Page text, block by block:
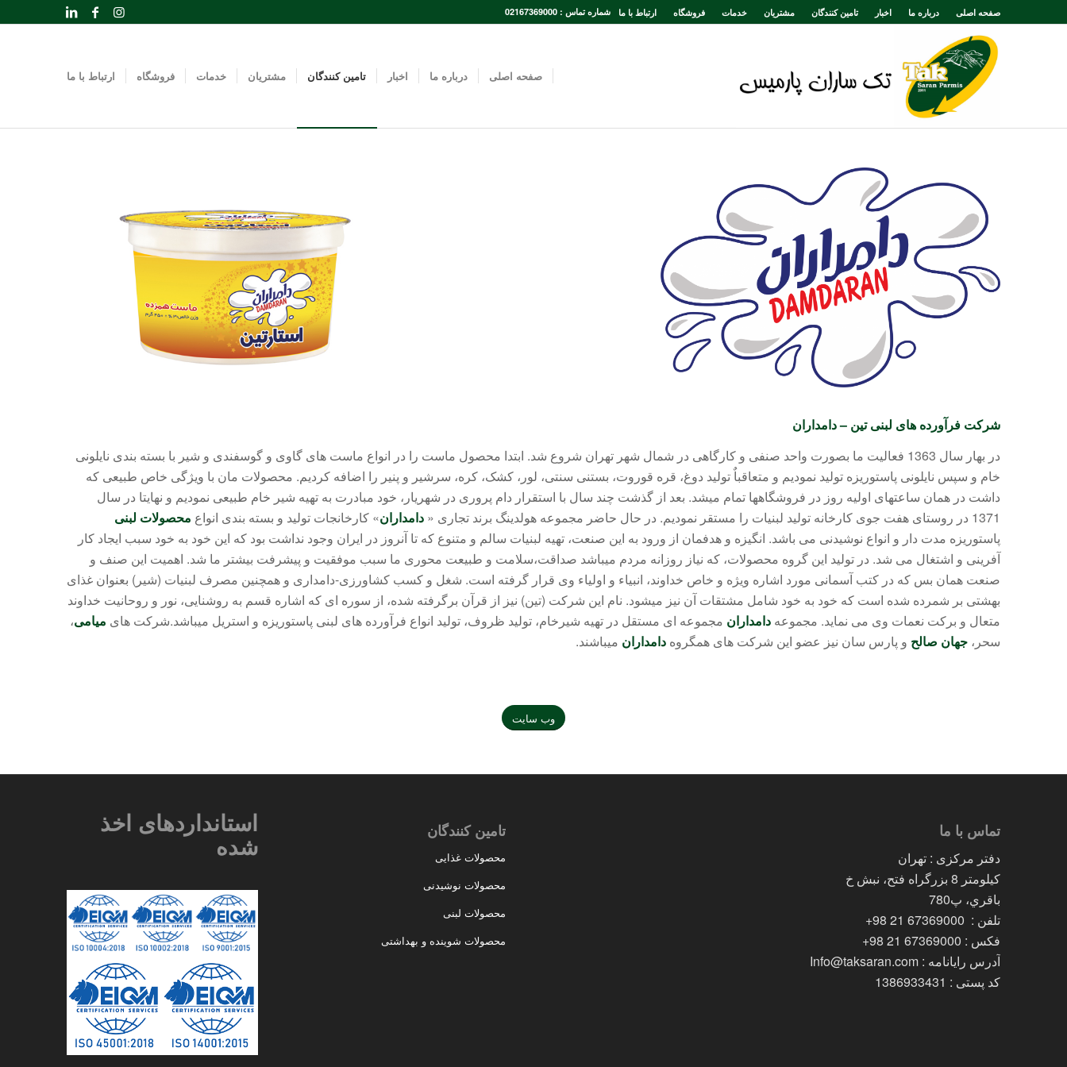
صفحه اصلی درباره ما اخبار تامین کنندگان مشتریان خدمات فروشگاه ارتباط با ما شماره تماس : 02167369000
صفحه اصلی درباره ما اخبار تامین کنندگان مشتریان خدمات فروشگاه ارتباط با ما
شرکت فرآورده های لبنی تین –دامداران
در بهار سال 1363 فعالیت ما بصورت واحد صنفی و کارگاهی در شمال شهر تهران شروع شد. ابتدا محصول ماست را در انواع ماست های گاوی و گوسفندی و شیر با بسته بندی نایلونی
خام و سپس نایلونی پاستوریزه تولید نمودیم و متعاقباٌ تولید دوغ، قره قوروت، بستنی سنتی، لور، کشک، کره، سرشیر و پنیر را اضافه کردیم. محصولات مان با ویژگی خاص طبیعی که
داشت در همان ساعتهای اولیه روز در فروشگاهها تمام میشد. بعد از گذشت چند سال با استقرار دام پروری در شهریار، خود مبادرت به تهیه شیر خام طبیعی نمودیم و نهایتا در سال
1371 در روستای هفت جوی کارخانه تولید لبنیات را مستقر نمودیم. در حال حاضر مجموعه هولدینگ برند تجاری «
دامداران» کارخانجات تولید و بسته بندی انواع محصولات لبنی
پاستوریزه مدت دار و انواع نوشیدنی می باشد. انگیزه و هدفمان از ورود به این صنعت، تهیه لبنیات سالم و متنوع که تا آنروز در ایران وجود نداشت بود که این خود به خود سبب ایجاد کار
آفرینی و اشتغال می شد. در تولید این گروه محصولات، که نیاز روزانه مردم میباشد صداقت،سلامت و طبیعت محوری ما سبب موفقیت و پیشرفت بیشتر ما شد. اهمیت این صنف و
صنعت همان بس که در کتب آسمانی مورد اشاره ویژه و خاص خداوند، انبیاء و اولیاء وی قرار گرفته است. شغل و کسب کشاورزی-دامداری و همچنین مصرف لبنیات (شیر) بعنوان غذای
بهشتی بر شمرده شده است که خود به خود شامل مشتقات آن نیز میشود. نام این شرکت (تین) نیز از قرآن برگرفته شده، از سوره ای که اشاره قسم به روشنایی، نور و روحانیت خداوند
متعال و برکت نعمات وی می نماید. مجموعه دامداران مجموعه ای مستقل در تهیه شیرخام، تولید ظروف، تولید انواع فرآورده های لبنی پاستوریزه و استریل میباشد.شرکت های میامی،
سحر، جهان صالح و پارس سان نیز عضو این شرکت های همگروه دامداران میباشند.
وب سایت
تماس با ما
دفتر مرکزی : تهران
کیلومتر 8 بزرگراه فتح، نبش خ
باقري، پ780
تلفن : 67369000 21 98+
فکس : 67369000 21 98+
آدرس رایانامه : Info@taksaran.com
کد پستی : 1386933431
تامین کنندگان
محصولات غذایی
محصولات نوشیدنی
محصولات لبنی
محصولات شوینده و بهداشتی
استانداردهای اخذ
شده